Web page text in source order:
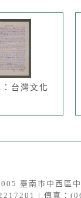
台灣文化
臺南市中西區
| 傳真：